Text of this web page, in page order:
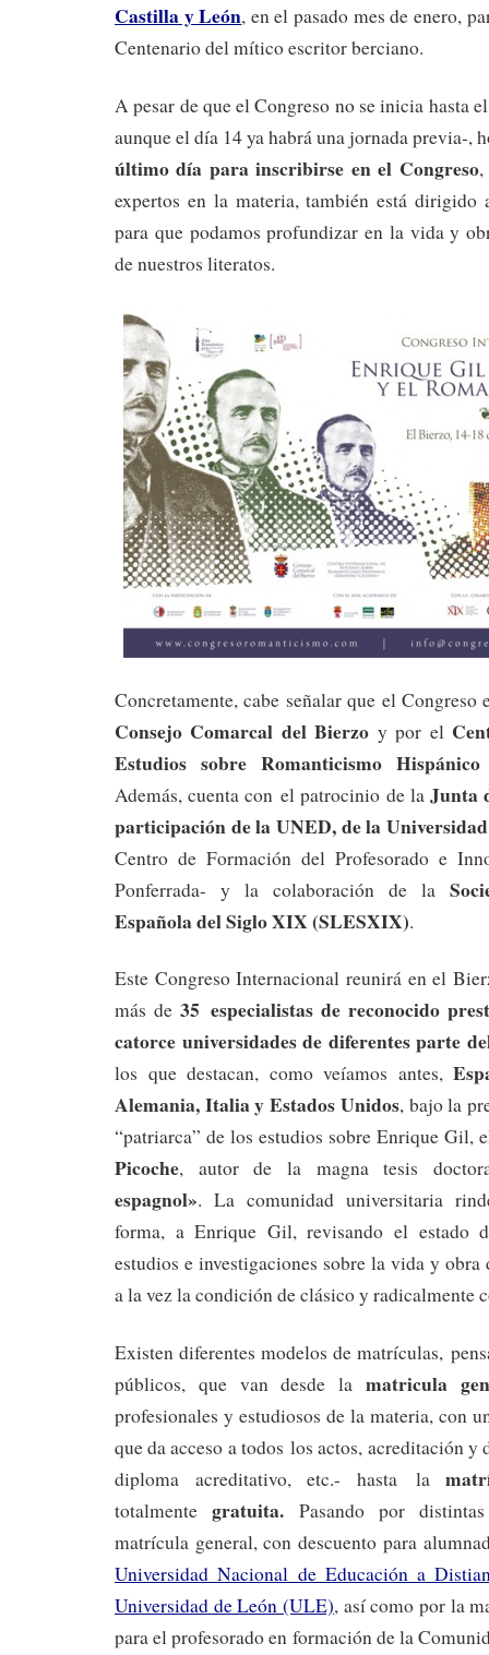
Castilla y León, en el pasado mes de enero,
Centenario del mítico escritor berciano.
A pesar de que el Congreso no se inicia hasta
aunque el día 14 ya habrá una jornada previa-,
último día para inscribirse en el Congreso,
expertos en la materia, también está dirigido
para que podamos profundizar en la vida y
de nuestros literatos.
Concretamente, cabe señalar que el
Consejo Comarcal del Bierzo y por el
Estudios sobre Romanticismo
Además, cuenta con el patrocinio de la Junta
participación de la UNED, de la
Centro de Formación del Profesorado e
Ponferrada- y la colaboración de la
Española del Siglo XIX (SLESXIX).
Este Congreso Internacional reunirá en el
más de35 especialistas de reconocido
catorce universidades de diferentes parte
los que destacan, como veíamos antes,
Alemania, Italia y Estados Unidos, bajo la
“patriarca” de los estudios sobre Enrique Gil,
Picoche, autor de la magna tesis
espagnol». La comunidad universitaria
forma, a Enrique Gil, revisando el estado
estudios e investigaciones sobre la vida y obra
a la vez la condición de clásico y radicalmente
Existen diferentes modelos de matrículas,
públicos, que van desde lamatricula
profesionales y estudiosos de la materia, con
que da acceso a todos los actos, acreditación
diploma acreditativo, etc.- hasta la
totalmentegratuita. Pasando por
matrícula general, con descuento para
Universidad Nacional de Educación a
Universidad de León (ULE), así como por la
para el profesorado en formación de la